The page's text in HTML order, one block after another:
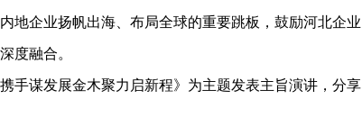
地企业扬帆出海、布局全球的重要跳板，鼓励河北企业
度融合。
谋发展金木聚力启新程》为主题发表主旨演讲，分享